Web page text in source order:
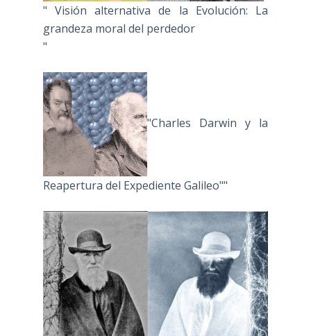
" Visión alternativa de la Evolución: La
grandeza moral del perdedor
"
"Charles Darwin y la
Reapertura del Expediente Galileo""